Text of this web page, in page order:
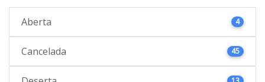
Aberta 4
Cancelada 45